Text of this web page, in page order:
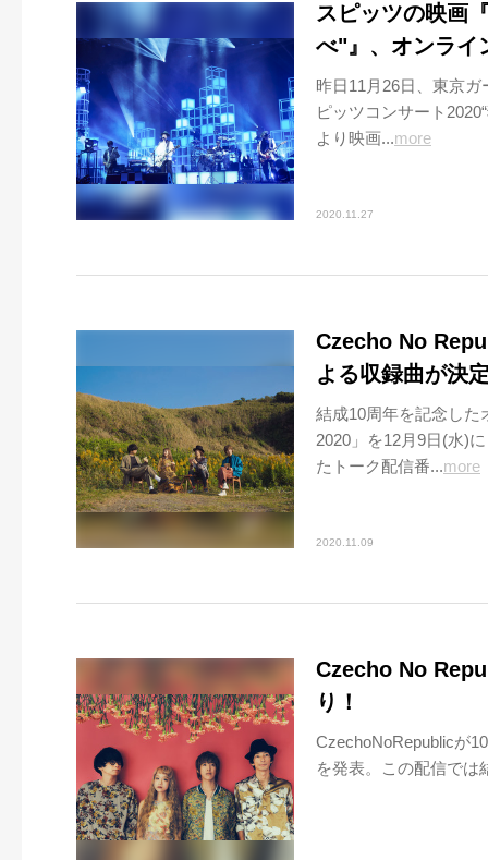
スピッツの映画
べ"』、オンライ
昨日11月26日、東京
ピッツコンサート
より映画...more
2020.11.27
Czecho No
よる収録曲が決
結成10周年を記念した
2020」を12月9日(水)
たトーク配信番...more
2020.11.09
Czecho No
り！
CzechoNoRepublicが
を発表。この配信では